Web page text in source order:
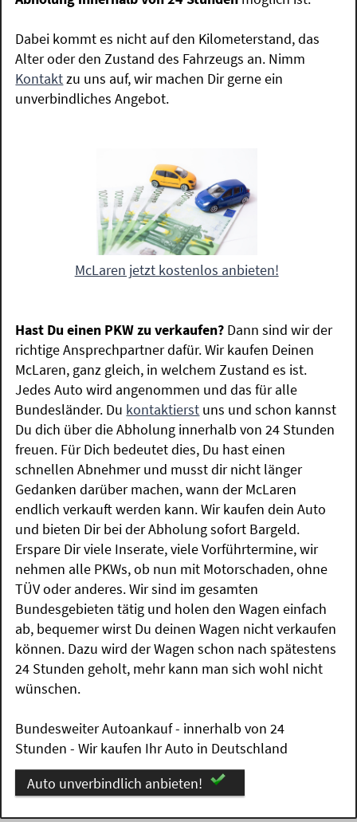
Dabei kommt es nicht auf den Kilometerstand, das
Alter oder den Zustand des Fahrzeugs an. Nimm
Kontaktzu uns auf, wir machen Dir gerne ein
unverbindliches Angebot.
McLaren jetzt kostenlos anbieten!
Hast Du einen PKW zu verkaufen? Dann sind wir der
richtige Ansprechpartner dafür. Wir kaufen Deinen
McLaren, ganz gleich, in welchem Zustand es ist.
Jedes Auto wird angenommen und das für alle
Bundesländer. Du kontaktierst uns und schon kannst
Du dich über die Abholung innerhalb von 24 Stunden
freuen. Für Dich bedeutet dies, Du hast einen
schnellen Abnehmer und musst dir nicht länger
Gedanken darüber machen, wann der McLaren
endlich verkauft werden kann. Wir kaufen dein Auto
und bieten Dir bei der Abholung sofort Bargeld.
Erspare Dir viele Inserate, viele Vorführtermine, wir
nehmen alle PKWs, ob nun mit Motorschaden, ohne
TÜV oder anderes. Wir sind im gesamten
Bundesgebieten tätig und holen den Wagen einfach
ab, bequemer wirst Du deinen Wagen nicht verkaufen
können. Dazu wird der Wagen schon nach spätestens
24 Stunden geholt, mehr kann man sich wohl nicht
wünschen.
Bundesweiter Autoankauf - innerhalb von 24
Stunden - Wir kaufen Ihr Auto in Deutschland
Auto unverbindlich anbieten!